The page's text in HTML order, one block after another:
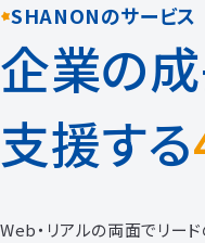
SHANONのサービス
企業の
支援する
Web・リアルの両面でリー